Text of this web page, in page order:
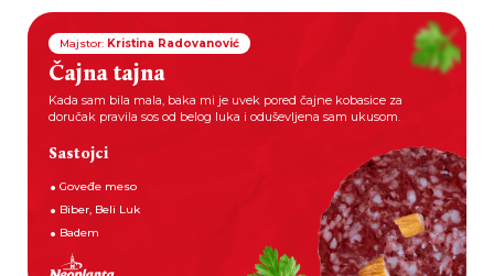
Majstor: Kristina Radovanović
Čajna tajna
Kada sam bila mala, baka mi je uvek pored čajne kobasice za
doručak pravila sos od belog luka i oduševljena sam ukusom.
Sastojci
Goveđe meso
Biber, Beli Luk
Badem